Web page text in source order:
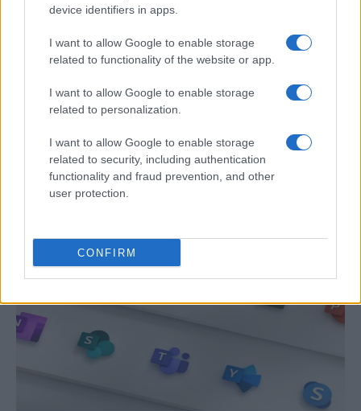
device identifiers in apps.
I want to allow Google to enable storage
related to functionality of the website or app.
I want to allow Google to enable storage
related to personalization.
I want to allow Google to enable storage
related to security, including authentication
functionality and fraud prevention, and other
user protection.
CONFIRM
Preview: Marvel Super Hero Squad, más
superhéroes para Nintendo Wii
Los fans de Nintendo Wii y los superhéroes…